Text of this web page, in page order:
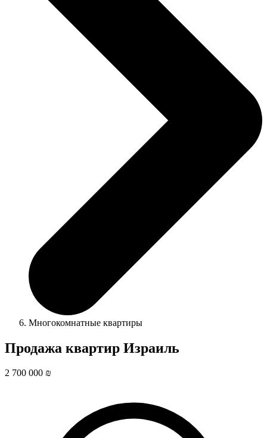
Многокомнатные квартиры
Продажа квартир Израиль
2 700 000 ₪